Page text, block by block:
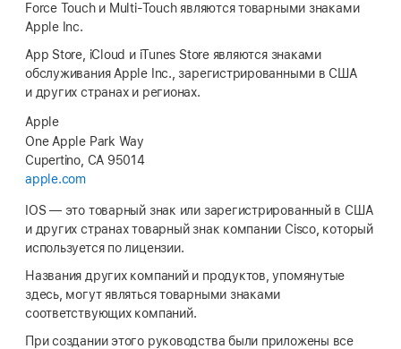
Force Touch и Multi‑Touch являются товарными знаками
Apple Inc.
App Store, iCloud и iTunes Store являются знаками
обслуживания Apple Inc., зарегистрированными в США
и других странах и регионах.
Apple
One Apple Park Way
Cupertino, CA 95014
apple.com
IOS — это товарный знак или зарегистрированный в США
и других странах товарный знак компании Cisco, который
используется по лицензии.
Названия других компаний и продуктов, упомянутые
здесь, могут являться товарными знаками
соответствующих компаний.
При создании этого руководства были приложены все